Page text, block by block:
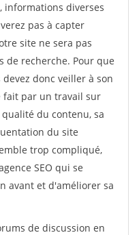
informations diverses
pas à capter
site ne sera pas
de recherche. Pour que
donc veiller à son
fait par un travail sur
du contenu, sa
du site
trop compliqué,
SEO qui se
avant et d'améliorer sa
de discussion en